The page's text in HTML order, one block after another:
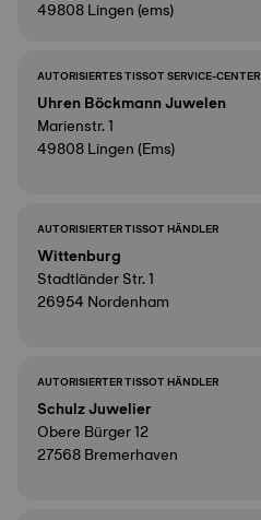
49808 Lingen (ems)
AUTORISIERTES TISSOT SERVICE-CENTER
Uhren Böckmann Juwelen
Marienstr. 1
49808 Lingen (Ems)
AUTORISIERTER TISSOT HÄNDLER
Wittenburg
Stadtländer Str. 1
26954 Nordenham
AUTORISIERTER TISSOT HÄNDLER
Schulz Juwelier
Obere Bürger 12
27568 Bremerhaven